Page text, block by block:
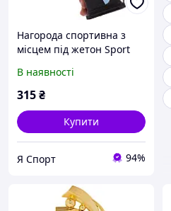
Нагорода спортивна з
місцем під жетон Sport
В наявності
315₴
Купити
Я Спорт 94%